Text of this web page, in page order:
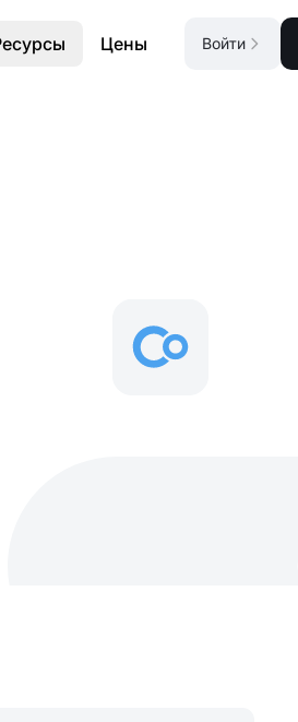
Цены Войти